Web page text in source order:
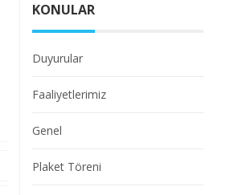
KONULAR
Duyurular
Faaliyetlerimiz
Genel
Plaket Töreni